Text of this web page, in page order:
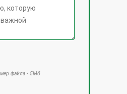
файла - 5Мб